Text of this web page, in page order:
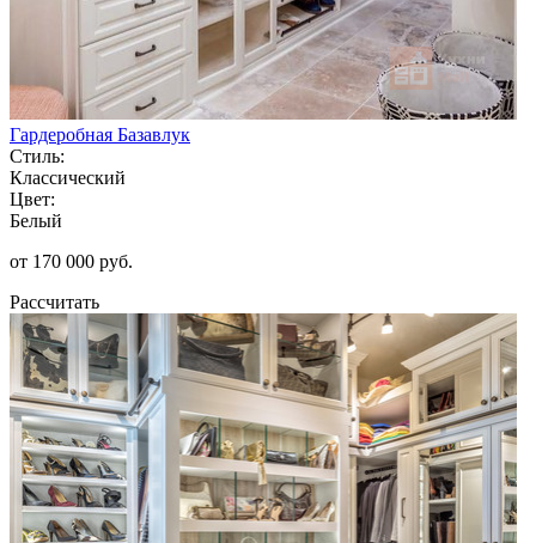
Гардеробная Базавлук
Стиль:
Классический
Цвет:
Белый
от 170 000 руб.
Рассчитать